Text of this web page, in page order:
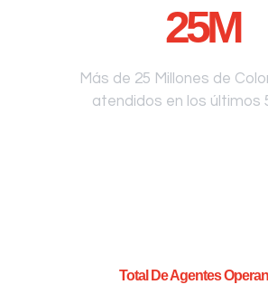
25M
Más de 25 Millones de
atendidos en los últimos
Total De Agentes